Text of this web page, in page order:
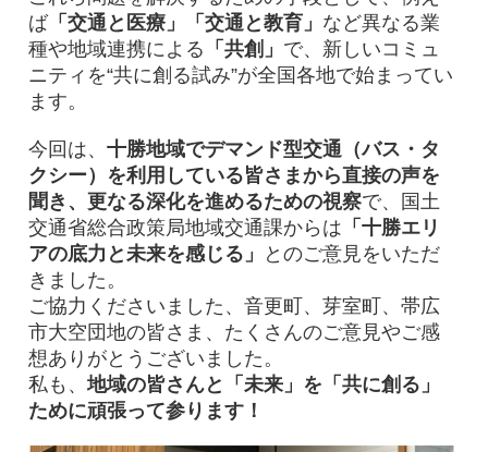
ば「交通と医療」「交通と教育」 など異なる業
種や地域連携による 「共創」 で、新しいコミュ
ニティを“共に創る試み”が全国各地で始まってい
ます。
今回は、 十勝地域でデマンド型交通（バス・タ
クシー）を利用している皆さまから直接の声を
聞き、更なる深化を進めるための視察で、国土
交通省総合政策局地域交通課からは 「十勝エリ
アの底力と未来を感じる」
とのご意見をいただ
きました。
ご協力くださいました、音更町、芽室町、帯広
市大空団地の皆さま、たくさんのご意見やご感
想ありがとうございました。
私も、地域の皆さんと「未来」を「共に創る」
ために頑張って参ります！